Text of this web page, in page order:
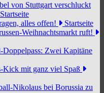
von Stuttgart verschluckt
Startseite
alles offen!
Startseite
Weihnachtsmarkt ruft!
Doppelpass: Zwei Kapitäne
Kick mit ganz viel Spaß
Nikolaus bei Borussia zu